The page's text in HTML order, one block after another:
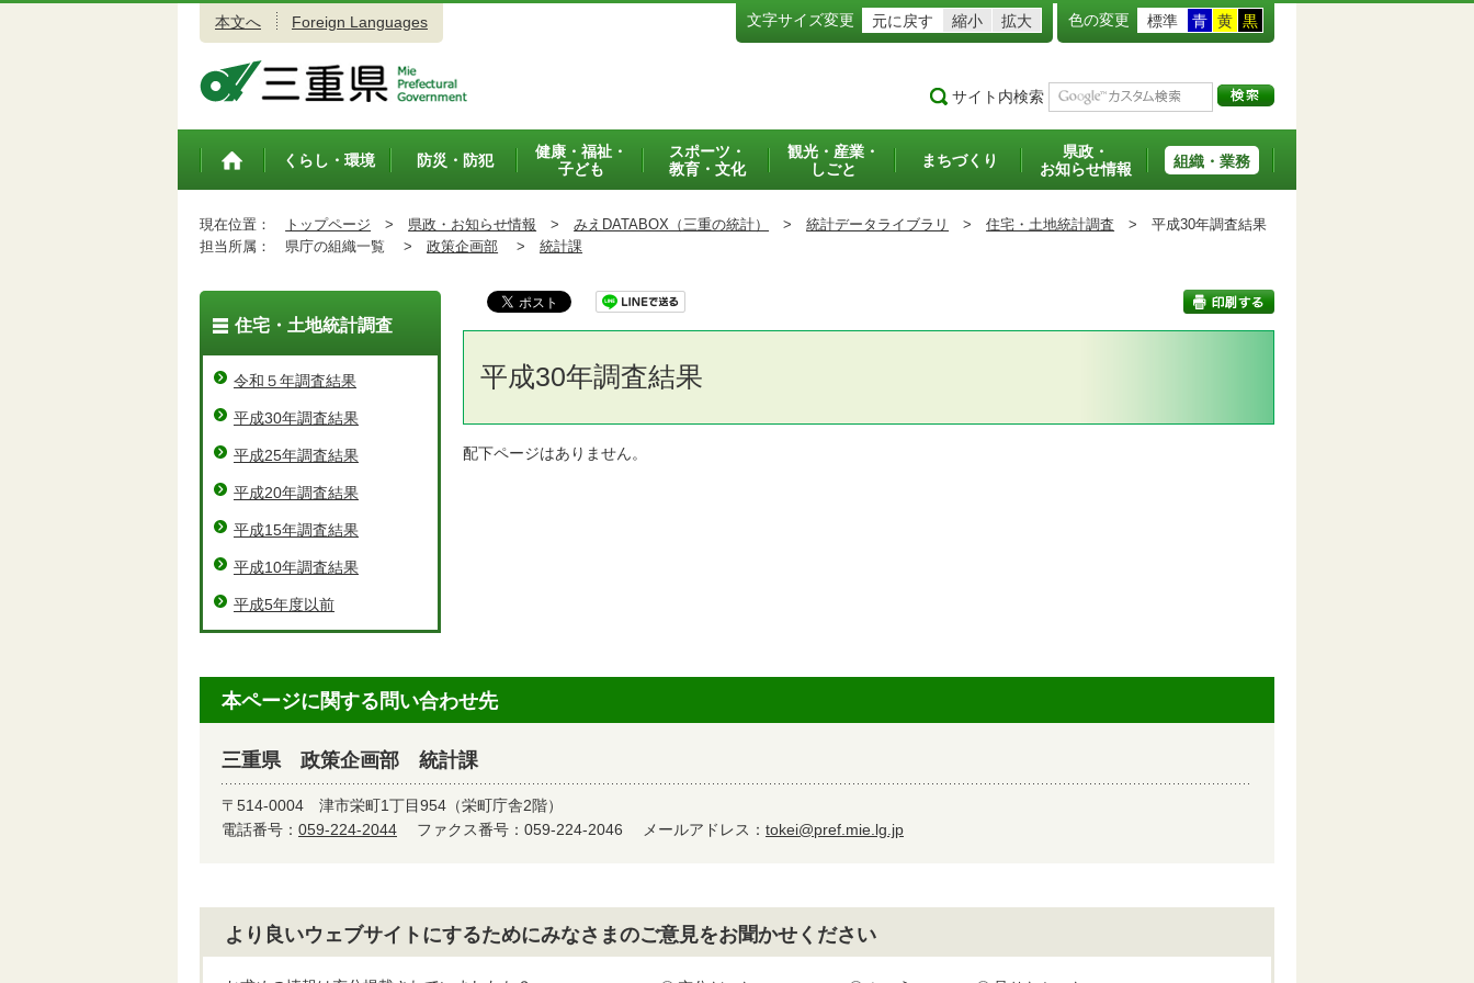
本文へ Foreign Languages 文字サイズ変更 元に戻す 縮小 拡大 色の変更 標準 青 黄 黒
サイト内検索
トップペ
くらし・環境 防災・防犯
健康・福祉・
子ども
スポーツ・
教育・文化
観光・産業・
しごと
まちづくり
県政・
お知らせ情報
組織・業務
現在位置： トップページ > 県政・お知らせ情報 > みえDATABOX（三重の統計） > 統計データライブラリ > 住宅・土地統計調査 > 平成30年調査結果
担当所属：
県庁の組織一覧 > 政策企画部 > 統計課
平成30年調査結果
配下ページはありません。
住宅・土地統計調査
令和５年調査結果
平成30年調査結果
平成25年調査結果
平成20年調査結果
平成15年調査結果
平成10年調査結果
平成5年度以前
本ページに関する問い合わせ先
三重県 政策企画部 統計課
〒514-0004 津市栄町1丁目954（栄町庁舎2階）
電話番号： 059-224-2044 ファクス番号：059-224-2046 メールアドレス： tokei@pref.mie.lg.jp
より良いウェブサイトにするためにみなさまのご意見をお聞かせください